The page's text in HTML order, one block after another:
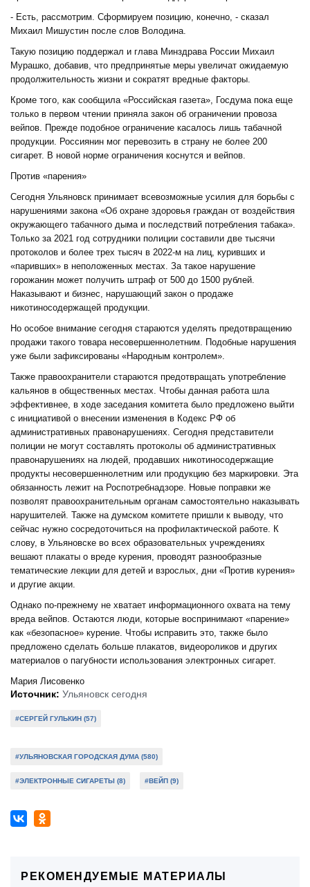
- Есть, рассмотрим. Сформируем позицию, конечно, - сказал
Михаил Мишустин после слов Володина.
Такую позицию поддержал и глава Минздрава России Михаил
Мурашко, добавив, что предпринятые меры увеличат ожидаемую
продолжительность жизни и сократят вредные факторы.
Кроме того, как сообщила «Российская газета», Госдума пока еще
только в первом чтении приняла закон об ограничении провоза
вейпов. Прежде подобное ограничение касалось лишь табачной
продукции. Россиянин мог перевозить в страну не более 200
сигарет. В новой норме ограничения коснутся и вейпов.
Против «парения»
Сегодня Ульяновск принимает всевозможные усилия для борьбы с
нарушениями закона «Об охране здоровья граждан от воздействия
окружающего табачного дыма и последствий потребления табака».
Только за 2021 год сотрудники полиции составили две тысячи
протоколов и более трех тысяч в 2022-м на лиц, куривших и
«паривших» в неположенных местах. За такое нарушение
горожанин может получить штраф от 500 до 1500 рублей.
Наказывают и бизнес, нарушающий закон о продаже
никотиносодержащей продукции.
Но особое внимание сегодня стараются уделять предотвращению
продажи такого товара несовершеннолетним. Подобные нарушения
уже были зафиксированы «Народным контролем».
Также правоохранители стараются предотвращать употребление
кальянов в общественных местах. Чтобы данная работа шла
эффективнее, в ходе заседания комитета было предложено выйти
с инициативой о внесении изменения в Кодекс РФ об
административных правонарушениях. Сегодня представители
полиции не могут составлять протоколы об административных
правонарушениях на людей, продавших никотиносодержащие
продукты несовершеннолетним или продукцию без маркировки. Эта
обязанность лежит на Роспотребнадзоре. Новые поправки же
позволят правоохранительным органам самостоятельно наказывать
нарушителей. Также на думском комитете пришли к выводу, что
сейчас нужно сосредоточиться на профилактической работе. К
слову, в Ульяновске во всех образовательных учреждениях
вешают плакаты о вреде курения, проводят разнообразные
тематические лекции для детей и взрослых, дни «Против курения»
и другие акции.
Однако по-прежнему не хватает информационного охвата на тему
вреда вейпов. Остаются люди, которые воспринимают «парение»
как «безопасное» курение. Чтобы исправить это, также было
предложено сделать больше плакатов, видеороликов и других
материалов о пагубности использования электронных сигарет.
Мария Лисовенко
Источник: Ульяновск сегодня
#СЕРГЕЙ ГУЛЬКИН (57)
#УЛЬЯНОВСКАЯ ГОРОДСКАЯ ДУМА (580)
#ЭЛЕКТРОННЫЕ СИГАРЕТЫ (8) #ВЕЙП (9)
РЕКОМЕНДУЕМЫЕ МАТЕРИАЛЫ